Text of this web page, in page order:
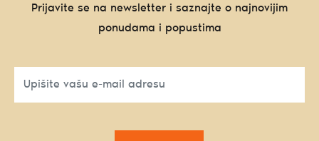
Prijavite se na newsletter i saznajte o najnovijim
ponudama i popustima